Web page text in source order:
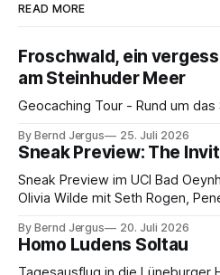
READ MORE
Froschwald, ein
am Steinhuder Meer
Geocaching Tour - Rund um
By Bernd Jergus 25. Juli 2026
Sneak Preview: The
Sneak Preview im UCI Bad
Olivia Wilde mit Seth Rogen,
By Bernd Jergus 20. Juli 2026
Homo Ludens Soltau